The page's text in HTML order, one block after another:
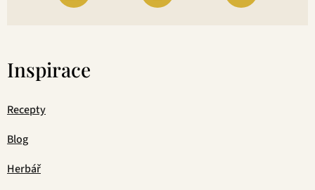
Inspirace
Recepty
Blog
Herbář